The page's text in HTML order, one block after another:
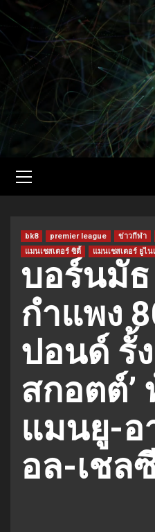
Skip
content
Menu
bk8 premier league ข่าวกีฬา
แมนเชสเตอร์ ซิตี้
แมนเชสเตอร์ ยูไน
บอร์นมัธ
กำแพง
ปอนด์ รั้
สกอตต์’
แมนยู-อ
อล-เชล